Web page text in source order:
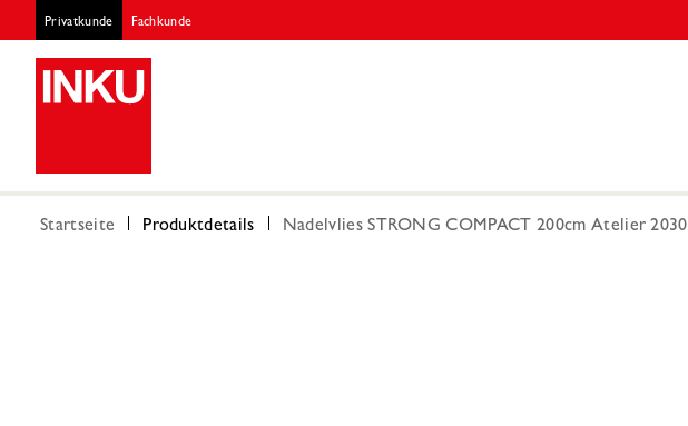
Privatkunde Fachkunde
Startseite Produktdetails Nadelvlies STRONG COMPACT 200cm Atelier 2030